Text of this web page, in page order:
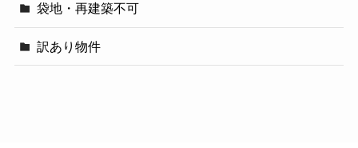
袋地・再建築不可
訳あり物件